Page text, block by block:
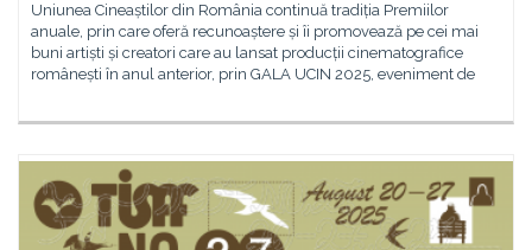
Uniunea Cineaștilor din România continuă tradiția Premiilor
anuale, prin care oferă recunoaștere și îi promovează pe cei mai
buni artiști și creatori care au lansat producții cinematografice
românești în anul anterior, prin GALA UCIN 2025, eveniment de